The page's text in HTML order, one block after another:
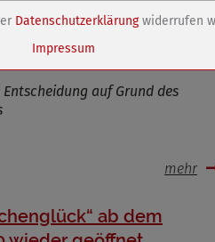
auf Grund des
mehr
ab dem
der Besucher bezüglich der
Datenschutzerklärungwiderrufen
Impressum